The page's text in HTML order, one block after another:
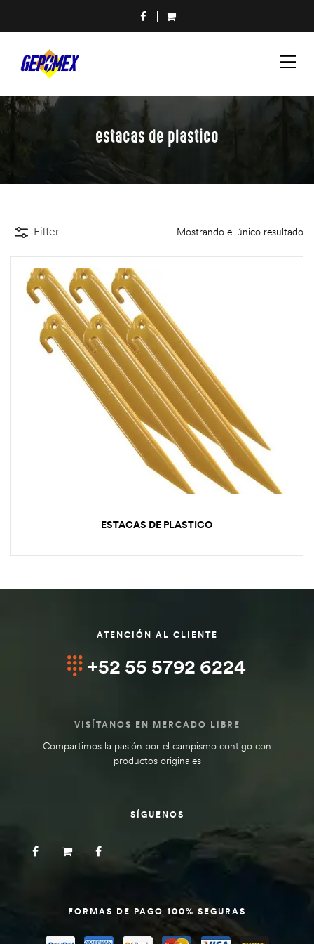
estacas de plastico
Filter Mostrando el único resultado
ESTACAS DE PLASTICO
ATENCIÓN AL CLIENTE
+52 55 5792 6224
VISÍTANOS EN MERCADO LIBRE
Compartimos la pasión por el campismo contigo con
productos originales
SÍGUENOS
FORMAS DE PAGO 100% SEGURAS